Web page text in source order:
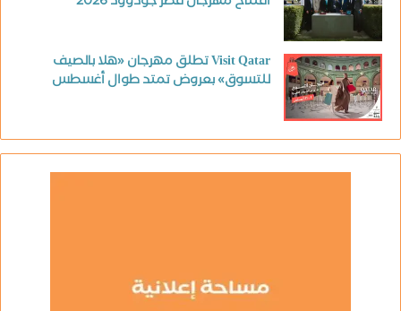
Visit Qatar تطلق مهرجان «هلا بالصيف
للتسوق» بعروض تمتد طوال أغسطس